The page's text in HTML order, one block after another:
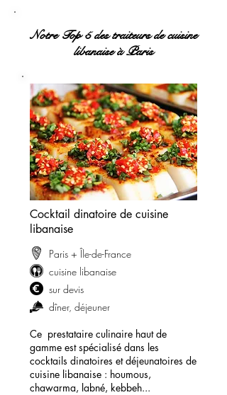
Notre Top 5 des traiteurs de cuisine
libanaise à Paris
Cocktail dinatoire de cuisine
libanaise
Paris + Île-de-France
cuisine libanaise
sur devis
dîner, déjeuner
Ce prestataire culinaire haut de
gamme est spécialisé dans les
cocktails dinatoires et déjeunatoires de
cuisine libanaise : houmous,
chawarma, labné, kebbeh...